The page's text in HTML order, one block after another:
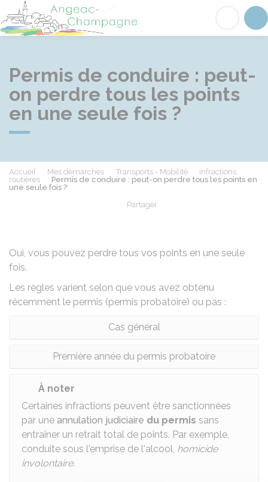
Angeac-Champagne
Permis de conduire : peut-
on perdre tous les points
en une seule fois ?
Accueil Mes démarches Transports - Mobilité
Infractions
routières
Permis de conduire : peut-on perdre tous les points en
une seule fois ?
Partager
Oui, vous pouvez perdre tous vos points en une seule
fois.
Les règles varient selon que vous avez obtenu
récemment le permis (permis probatoire) ou pas :
Cas général
Première année du permis probatoire
À noter
Certaines infractions peuvent être sanctionnées
par une annulation judiciaire du permis sans
entraîner un retrait total de points. Par exemple,
conduite sous l'emprise de l'alcool, homicide
involontaire.